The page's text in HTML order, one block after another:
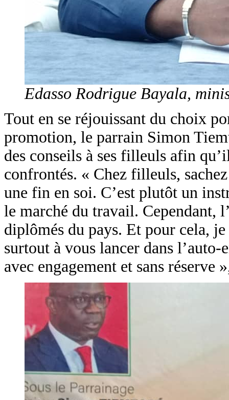
Edasso Rodrigue Bayala,
Tout en se réjouissant du choix
promotion, le parrain Simon
des conseils à ses filleuls afin
confrontés. « Chez filleuls,
une fin en soi. C’est plutôt un
le marché du travail. Cependant,
diplômés du pays. Et pour cela,
surtout à vous lancer dans
avec engagement et sans réserve